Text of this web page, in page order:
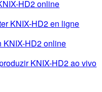
HD2 online
KNIX-HD2 en ligne
KNIX-HD2 online
KNIX-HD2 ao vivo